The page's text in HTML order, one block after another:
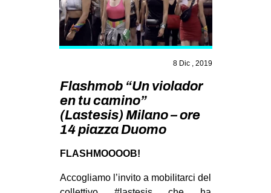
DEGENERAZIONE
GAZA FREESTYLE
CSOA LAMBRETTA
STUDENTI TSUNAMI
ZAM
MILANO
MOBILITAZIONI
SPAZI
8 Dic , 2019
Flashmob “Un violador
en tu camino”
(Lastesis) Milano – ore
14 piazza Duomo
FLASHMOOOOB!
Accogliamo l’invito a mobilitarci del